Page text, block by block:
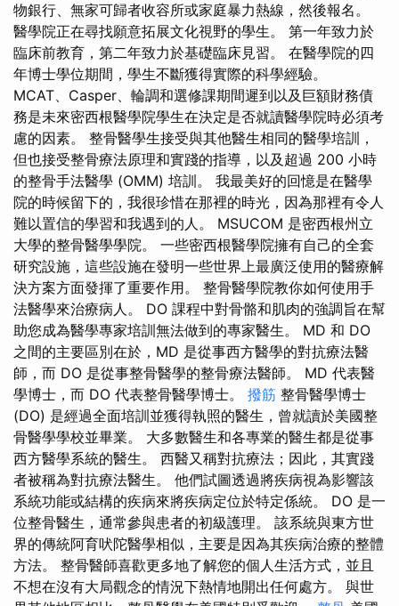
物銀行、無家可歸者收容所或家庭暴力熱線，然後報名。
醫學院正在尋找願意拓展文化視野的學生。 第一年致力於
臨床前教育，第二年致力於基礎臨床見習。 在醫學院的四
年博士學位期間，學生不斷獲得實際的科學經驗。
MCAT、Casper、輪調和選修課期間遲到以及巨額財務債
務是未來密西根醫學院學生在決定是否就讀醫學院時必須考
慮的因素。 整骨醫學生接受與其他醫生相同的醫學培訓，
但也接受整骨療法原理和實踐的指導，以及超過 200 小時
的整骨手法醫學 (OMM) 培訓。 我最美好的回憶是在醫學
院的時候留下的，我很珍惜在那裡的時光，因為那裡有令人
難以置信的學習和我遇到的人。 MSUCOM 是密西根州立
大學的整骨醫學學院。 一些密西根醫學院擁有自己的全套
研究設施，這些設施在發明一些世界上最廣泛使用的醫療解
決方案方面發揮了重要作用。 整骨醫學院教你如何使用手
法醫學來治療病人。 DO 課程中對骨骼和肌肉的強調旨在幫
助您成為醫學專家培訓無法做到的專家醫生。 MD 和 DO
之間的主要區別在於，MD 是從事西方醫學的對抗療法醫
師，而 DO 是從事整骨醫學的整骨療法醫師。 MD 代表醫
學博士，而 DO 代表整骨醫學博士。 撥筋 整骨醫學博士
(DO) 是經過全面培訓並獲得執照的醫生，曾就讀於美國整
骨醫學學校並畢業。 大多數醫生和各專業的醫生都是從事
西方醫學系統的醫生。 西醫又稱對抗療法；因此，其實踐
者被稱為對抗療法醫生。 他們試圖透過將疾病視為影響該
系統功能或結構的疾病來將疾病定位於特定係統。 DO 是一
位整骨醫生，通常參與患者的初級護理。 該系統與東方世
界的傳統阿育吠陀醫學相似，主要是因為其疾病治療的整體
方法。 整骨醫師喜歡更多地了解您的個人生活方式，並且
不想在沒有大局觀念的情況下熱情地開出任何處方。 與世